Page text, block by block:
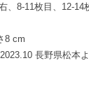
、8-11枚目、12-14
8 cm
長野県松本よ